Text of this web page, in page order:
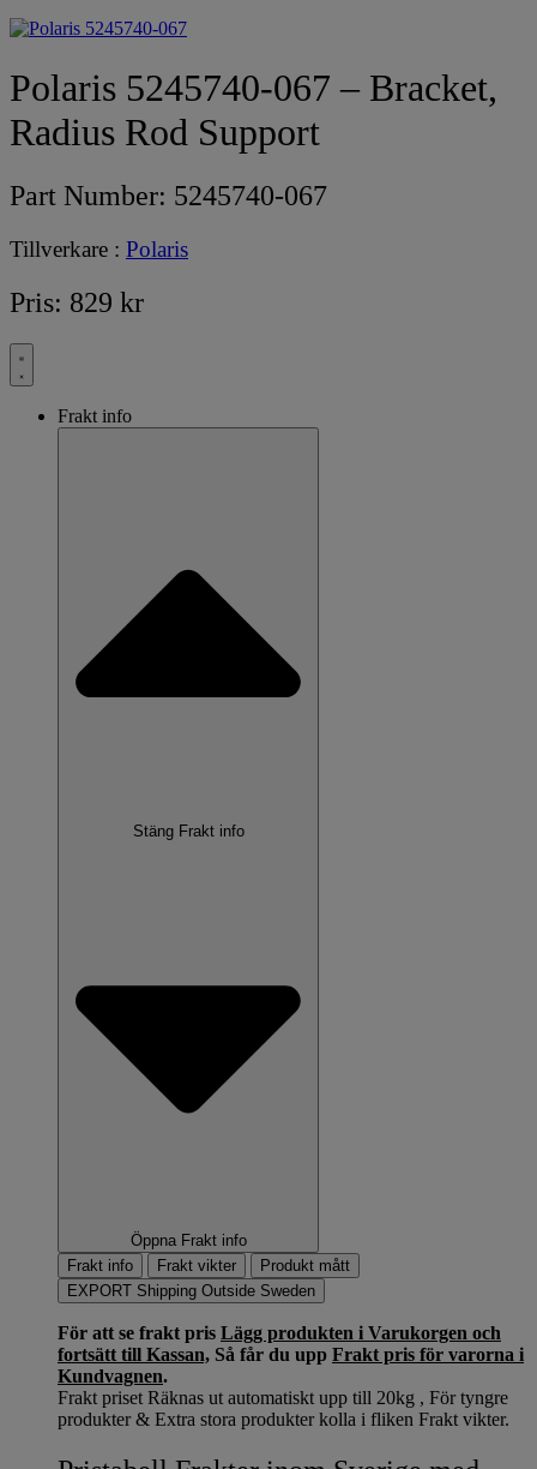
Polaris 5245740-067 – Bracket,
Radius Rod Support
Part Number: 5245740-067
Tillverkare : Polaris
Pris: 829 kr
Frakt info
Stäng Frakt info
Öppna Frakt info
Frakt info
Frakt vikter
Produkt mått
EXPORT Shipping Outside Sweden
För att se frakt pris Lägg produkten i Varukorgen och
fortsätt till Kassan, Så får du upp Frakt pris för varorna i
Kundvagnen.
Frakt priset Räknas ut automatiskt upp till 20kg , För tyngre
produkter & Extra stora produkter kolla i fliken Frakt vikter.